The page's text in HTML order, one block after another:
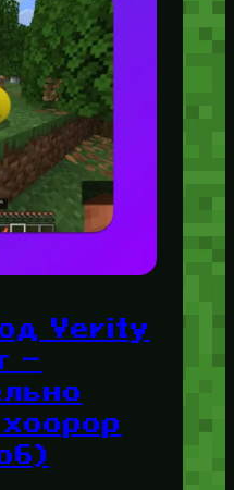
Verity
—